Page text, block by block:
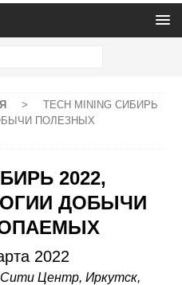
>
TECH MINING СИБИРЬ
ПОЛЕЗНЫХ
2022,
ДОБЫЧИ
2022
Сити Центр, Иркутск,